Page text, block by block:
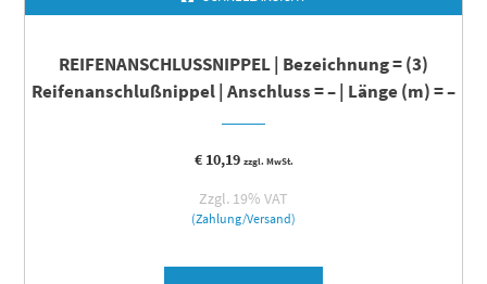
REIFENANSCHLUSSNIPPEL | Bezeichnung = (3)
Reifenanschlußnippel | Anschluss = – | Länge (m) = –
€10,19 zzgl. MwSt.
Zzgl. 19% VAT
(Zahlung/Versand)